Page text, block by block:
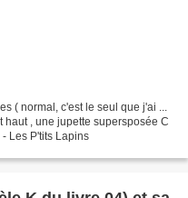
( normal, c'est le seul que j'ai ...
, une jupette supersposée C
Les P'tits Lapins